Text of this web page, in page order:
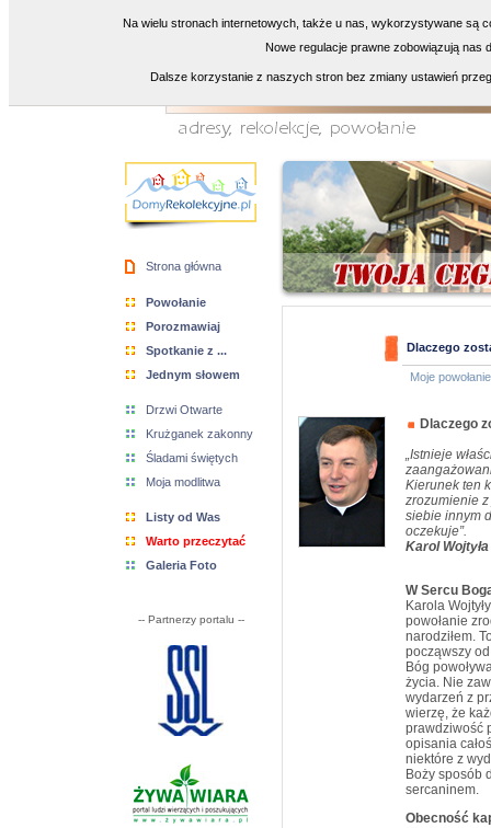
Strona główna
Powołanie
Porozmawiaj
Spotkanie z ...
Jednym słowem
Drzwi Otwarte
Krużganek zakonny
Śladami świętych
Moja modlitwa
Listy od Was
Warto przeczytać
Galeria Foto
-- Partnerzy portalu --
Dlaczego
Moje powołanie
Dlaczego
„Istnieje
Kierunek ten
zrozumienie
siebie innym
oczekuje”.
Karol
W Sercu
Karola
powołanie
narodziłem.
począwszy
Bóg
życia. Nie
wydarzeń z
wierzę, że
prawdziwość
opisania
niektóre z
Boży sposób
sercaninem.
Obecność
Na wielu stronach internetowych, także u nas, wykorzystywane są
Nowe regulacje prawne zobowiązują nas
Dalsze korzystanie z naszych stron bez zmiany ustawień